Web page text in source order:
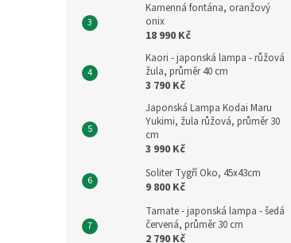
Kamenná fontána, oranžový
onix
18 990 Kč
Kaori - japonská lampa - růžová
žula, průměr 40 cm
3 790 Kč
Japonská Lampa Kodai Maru
Yukimi, žula růžová, průměr 30
cm
3 990 Kč
Soliter Tygří Oko, 45x43cm
9 800 Kč
Tamate - japonská lampa - šedá
červená, průměr 30 cm
2 790 Kč